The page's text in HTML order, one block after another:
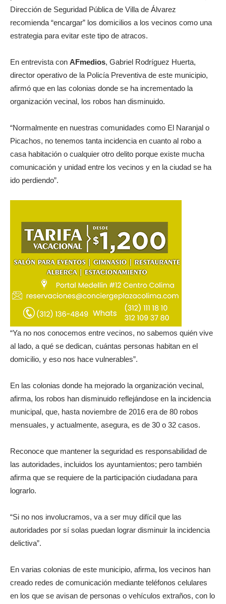
Dirección de Seguridad Pública de Villa de Álvarez
recomienda “encargar” los domicilios a los vecinos como una
estrategia para evitar este tipo de atracos.
En entrevista con AFmedios, Gabriel Rodríguez Huerta,
director operativo de la Policía Preventiva de este municipio,
afirmó que en las colonias donde se ha incrementado la
organización vecinal, los robos han disminuido.
“Normalmente en nuestras comunidades como El Naranjal o
Picachos, no tenemos tanta incidencia en cuanto al robo a
casa habitación o cualquier otro delito porque existe mucha
comunicación y unidad entre los vecinos y en la ciudad se ha
ido perdiendo”.
“Ya no nos conocemos entre vecinos, no sabemos quién vive
al lado, a qué se dedican, cuántas personas habitan en el
domicilio, y eso nos hace vulnerables”.
En las colonias donde ha mejorado la organización vecinal,
afirma, los robos han disminuido reflejándose en la incidencia
municipal, que, hasta noviembre de 2016 era de 80 robos
mensuales, y actualmente, asegura, es de 30 o 32 casos.
Reconoce que mantener la seguridad es responsabilidad de
las autoridades, incluidos los ayuntamientos; pero también
afirma que se requiere de la participación ciudadana para
lograrlo.
“Si no nos involucramos, va a ser muy difícil que las
autoridades por sí solas puedan lograr disminuir la incidencia
delictiva”.
En varias colonias de este municipio, afirma, los vecinos han
creado redes de comunicación mediante teléfonos celulares
en los que se avisan de personas o vehículos extraños, con lo